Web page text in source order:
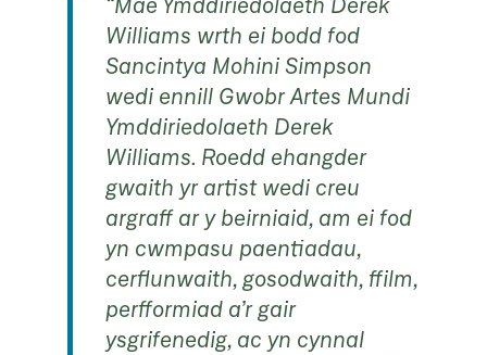
Williams wrth ei bodd fod
Sancintya Mohini Simpson
wedi ennill Gwobr Artes Mundi
Ymddiriedolaeth Derek
Williams. Roedd ehangder
gwaith yr artist wedi creu
argraff ar y beirniaid, am ei fod
yn cwmpasu paentiadau,
cerflunwaith, gosodwaith, ffilm,
perfformiad a’r gair
ysgrifenedig, ac yn cynnal